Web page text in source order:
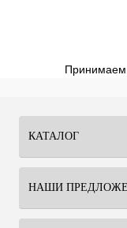
Принимаем
КАТАЛОГ
НАШИ